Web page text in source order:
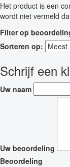
Het product is een
wordt niet vermeld
Filter op
Sorteren op:
Schrijf een
Uw naam
Uw beoordeling
Beoordeling